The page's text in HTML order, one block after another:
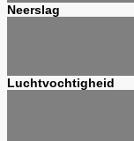
Neerslag
Luchtvochtigheid